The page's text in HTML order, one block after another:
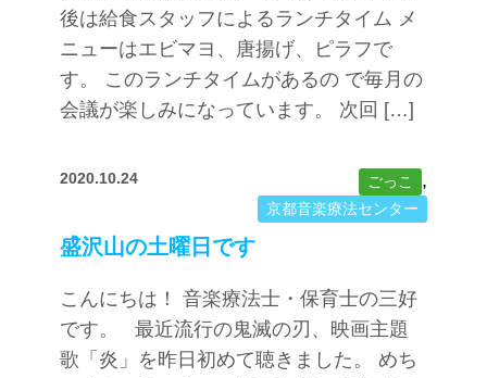
後は給食スタッフによるランチタイム メ
ニューはエビマヨ、唐揚げ、ピラフで
す。 このランチタイムがあるの で毎月の
会議が楽しみになっています。 次回 […]
2020.10.24 ごっこ ,
京都音楽療法センター
盛沢山の土曜日です
こんにちは！ 音楽療法士・保育士の三好
です。 最近流行の鬼滅の刃、映画主題
歌「炎」を昨日初めて聴きました。 めち